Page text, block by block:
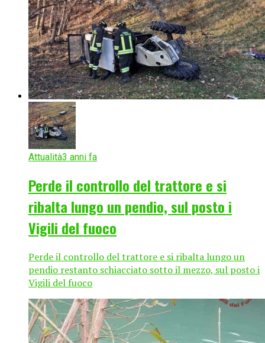
Attualità3 anni fa
Perde il controllo del trattore e si
ribalta lungo un pendio, sul posto i
Vigili del fuoco
Perde il controllo del trattore e si ribalta lungo un
pendio restanto schiacciato sotto il mezzo, sul posto i
Vigili del fuoco